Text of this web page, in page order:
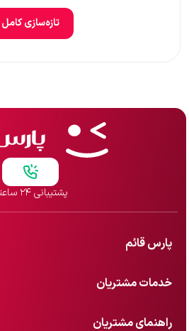
تازه‌سازی کامل
پشتیبانی ۲۴ ساعته
پارس قائم
خدمات مشتریان
راهنمای مشتریان